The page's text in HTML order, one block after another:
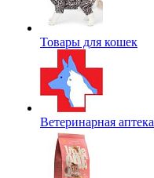
Товары для кошек
Ветеринарная аптека